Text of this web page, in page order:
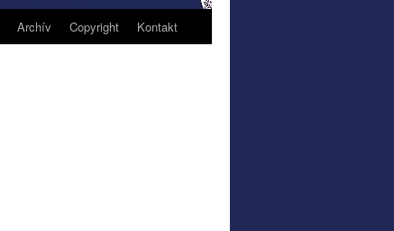
Archív Copyright Kontakt